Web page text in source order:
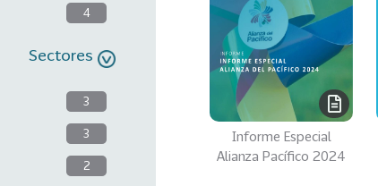
4
Sectores
3
3
2
Informe Especial
Alianza Pacífico 2024